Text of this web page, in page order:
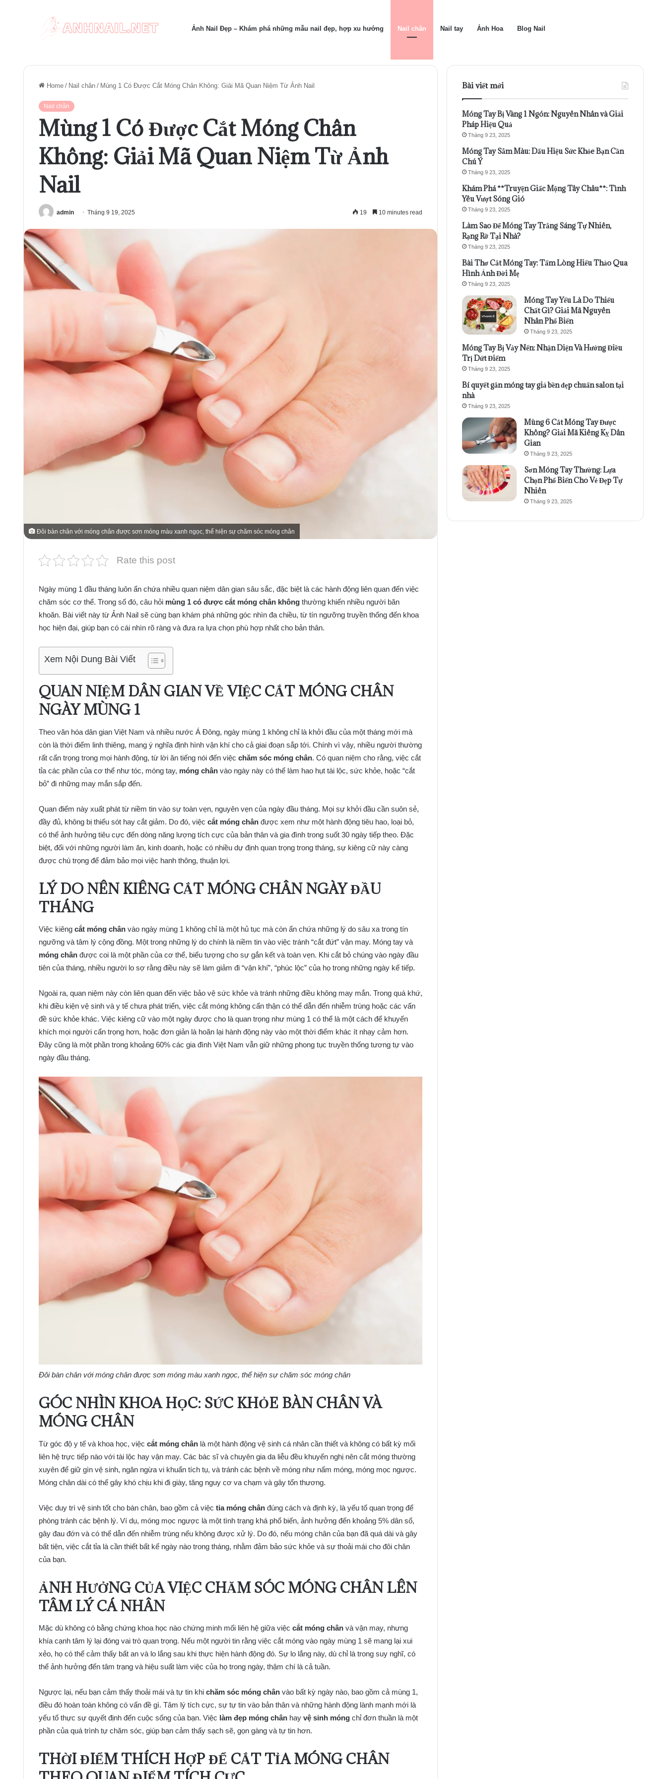
Ảnh Nail Đẹp – Khám phá những mẫu nail đẹp, hợp xu hướng Nail chân Nail tay Ảnh Hoa Blog Nail
Home / Nail chân / Mùng 1 Có Được Cắt Móng Chân Không: Giải Mã Quan Niệm Từ Ảnh Nail
Nail chân
Mùng 1 Có Được Cắt Móng Chân
Không: Giải Mã Quan Niệm Từ Ảnh
Nail
admin Tháng 9 19, 2025 19 10 minutes read
Đôi bàn chân với móng chân được sơn móng màu xanh ngọc, thể hiện sự chăm sóc móng chân
Rate this post
Ngày mùng 1 đầu tháng luôn ẩn chứa nhiều quan niệm dân gian sâu sắc, đặc biệt là các hành động liên quan đến việc
chăm sóc cơ thể. Trong số đó, câu hỏi mùng 1 có được cắt móng chân không thường khiến nhiều người băn
khoăn. Bài viết này từ Ảnh Nail sẽ cùng bạn khám phá những góc nhìn đa chiều, từ tín ngưỡng truyền thống đến khoa
học hiện đại, giúp bạn có cái nhìn rõ ràng và đưa ra lựa chọn phù hợp nhất cho bản thân.
Xem Nội Dung Bài Viết
QUAN NIỆM DÂN GIAN VỀ VIỆC CẮT MÓNG CHÂN
NGÀY MÙNG 1
Theo văn hóa dân gian Việt Nam và nhiều nước Á Đông, ngày mùng 1 không chỉ là khởi đầu của một tháng mới mà
còn là thời điểm linh thiêng, mang ý nghĩa định hình vận khí cho cả giai đoạn sắp tới. Chính vì vậy, nhiều người thường
rất cẩn trọng trong mọi hành động, từ lời ăn tiếng nói đến việc chăm sóc móng chân. Có quan niệm cho rằng, việc cắt
tỉa các phần của cơ thể như tóc, móng tay, móng chân vào ngày này có thể làm hao hụt tài lộc, sức khỏe, hoặc “cắt
bỏ” đi những may mắn sắp đến.
Quan điểm này xuất phát từ niềm tin vào sự toàn vẹn, nguyên vẹn của ngày đầu tháng. Mọi sự khởi đầu cần suôn sẻ,
đầy đủ, không bị thiếu sót hay cắt giảm. Do đó, việc cắt móng chân được xem như một hành động tiêu hao, loại bỏ,
có thể ảnh hưởng tiêu cực đến dòng năng lượng tích cực của bản thân và gia đình trong suốt 30 ngày tiếp theo. Đặc
biệt, đối với những người làm ăn, kinh doanh, hoặc có nhiều dự định quan trọng trong tháng, sự kiêng cữ này càng
được chú trọng để đảm bảo mọi việc hanh thông, thuận lợi.
LÝ DO NÊN KIÊNG CẮT MÓNG CHÂN NGÀY ĐẦU
THÁNG
Việc kiêng cắt móng chân vào ngày mùng 1 không chỉ là một hủ tục mà còn ẩn chứa những lý do sâu xa trong tín
ngưỡng và tâm lý cộng đồng. Một trong những lý do chính là niềm tin vào việc tránh “cắt đứt” vận may. Móng tay và
móng chân được coi là một phần của cơ thể, biểu tượng cho sự gắn kết và toàn vẹn. Khi cắt bỏ chúng vào ngày đầu
tiên của tháng, nhiều người lo sợ rằng điều này sẽ làm giảm đi “vận khí”, “phúc lộc” của họ trong những ngày kế tiếp.
Ngoài ra, quan niệm này còn liên quan đến việc bảo vệ sức khỏe và tránh những điều không may mắn. Trong quá khứ,
khi điều kiện vệ sinh và y tế chưa phát triển, việc cắt móng không cẩn thận có thể dẫn đến nhiễm trùng hoặc các vấn
đề sức khỏe khác. Việc kiêng cữ vào một ngày được cho là quan trọng như mùng 1 có thể là một cách để khuyến
khích mọi người cẩn trọng hơn, hoặc đơn giản là hoãn lại hành động này vào một thời điểm khác ít nhạy cảm hơn.
Đây cũng là một phần trong khoảng 60% các gia đình Việt Nam vẫn giữ những phong tục truyền thống tương tự vào
ngày đầu tháng.
Đôi bàn chân với móng chân được sơn móng màu xanh ngọc, thể hiện sự chăm sóc móng chân
GÓC NHÌN KHOA HỌC: SỨC KHỎE BÀN CHÂN VÀ
MÓNG CHÂN
Từ góc độ y tế và khoa học, việc cắt móng chân là một hành động vệ sinh cá nhân cần thiết và không có bất kỳ mối
liên hệ trực tiếp nào với tài lộc hay vận may. Các bác sĩ và chuyên gia da liễu đều khuyến nghị nên cắt móng thường
xuyên để giữ gìn vệ sinh, ngăn ngừa vi khuẩn tích tụ, và tránh các bệnh về móng như nấm móng, móng mọc ngược.
Móng chân dài có thể gây khó chịu khi đi giày, tăng nguy cơ va chạm và gây tổn thương.
Việc duy trì vệ sinh tốt cho bàn chân, bao gồm cả việc tỉa móng chân đúng cách và định kỳ, là yếu tố quan trọng để
phòng tránh các bệnh lý. Ví dụ, móng mọc ngược là một tình trạng khá phổ biến, ảnh hưởng đến khoảng 5% dân số,
gây đau đớn và có thể dẫn đến nhiễm trùng nếu không được xử lý. Do đó, nếu móng chân của bạn đã quá dài và gây
bất tiện, việc cắt tỉa là cần thiết bất kể ngày nào trong tháng, nhằm đảm bảo sức khỏe và sự thoải mái cho đôi chân
của bạn.
ẢNH HƯỞNG CỦA VIỆC CHĂM SÓC MÓNG CHÂN LÊN
TÂM LÝ CÁ NHÂN
Mặc dù không có bằng chứng khoa học nào chứng minh mối liên hệ giữa việc cắt móng chân và vận may, nhưng
khía cạnh tâm lý lại đóng vai trò quan trọng. Nếu một người tin rằng việc cắt móng vào ngày mùng 1 sẽ mang lại xui
xẻo, họ có thể cảm thấy bất an và lo lắng sau khi thực hiện hành động đó. Sự lo lắng này, dù chỉ là trong suy nghĩ, có
thể ảnh hưởng đến tâm trạng và hiệu suất làm việc của họ trong ngày, thậm chí là cả tuần.
Ngược lại, nếu bạn cảm thấy thoải mái và tự tin khi chăm sóc móng chân vào bất kỳ ngày nào, bao gồm cả mùng 1,
điều đó hoàn toàn không có vấn đề gì. Tâm lý tích cực, sự tự tin vào bản thân và những hành động lành mạnh mới là
yếu tố thực sự quyết định đến cuộc sống của bạn. Việc làm đẹp móng chân hay vệ sinh móng chỉ đơn thuần là một
phần của quá trình tự chăm sóc, giúp bạn cảm thấy sạch sẽ, gọn gàng và tự tin hơn.
THỜI ĐIỂM THÍCH HỢP ĐỂ CẮT TỈA MÓNG CHÂN
Bài viết mới
Móng Tay Bị Vàng 1 Ngón: Nguyên Nhân và Giải
Pháp Hiệu Quả
Tháng 9 23, 2025
Móng Tay Sẫm Màu: Dấu Hiệu Sức Khỏe Bạn Cần
Chú Ý
Tháng 9 23, 2025
Khám Phá **Truyện Giấc Mộng Tây Châu**: Tình
Yêu Vượt Sóng Gió
Tháng 9 23, 2025
Làm Sao Để Móng Tay Trắng Sáng Tự Nhiên,
Rạng Rỡ Tại Nhà?
Tháng 9 23, 2025
Bài Thơ Cắt Móng Tay: Tấm Lòng Hiếu Thảo Qua
Hình Ảnh Đời Mẹ
Tháng 9 23, 2025
Móng Tay Yếu Là Do Thiếu
Chất Gì? Giải Mã Nguyên
Nhân Phổ Biến
Tháng 9 23, 2025
Móng Tay Bị Vảy Nến: Nhận Diện Và Hướng Điều
Trị Dứt Điểm
Tháng 9 23, 2025
Bí quyết gắn móng tay giả bền đẹp chuẩn salon tại
nhà
Tháng 9 23, 2025
Mùng 6 Cắt Móng Tay Được
Không? Giải Mã Kiêng Kỵ Dân
Gian
Tháng 9 23, 2025
Sơn Móng Tay Thường: Lựa
Chọn Phổ Biến Cho Vẻ Đẹp Tự
Nhiên
Tháng 9 23, 2025